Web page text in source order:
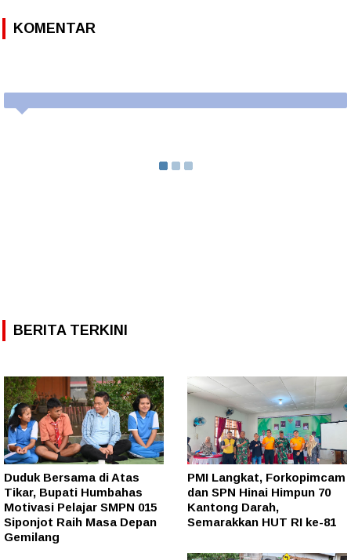
KOMENTAR
BERITA TERKINI
Duduk Bersama di Atas
Tikar, Bupati Humbahas
Motivasi Pelajar SMPN 015
Siponjot Raih Masa Depan
Gemilang
PMI Langkat, Forkopimcam
dan SPN Hinai Himpun 70
Kantong Darah,
Semarakkan HUT RI ke-81